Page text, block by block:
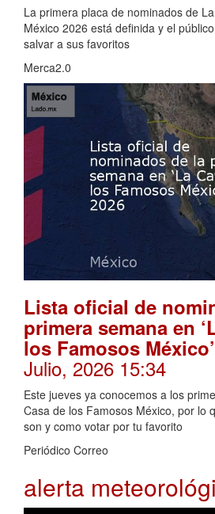
La primera placa de nominados de
México 2026 está definida y el
salvar a sus favoritos
Merca2.0
Lista oficial de
primera semana en
los Famosos
Julio, 2026 15:34
Este jueves ya conocemos a los
Casa de los Famosos México, por lo
son y como votar por tu favorito
Periódico Correo
alerta